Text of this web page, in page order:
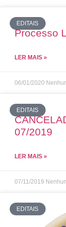
EDITAIS
Processo
LER MAIS »
06/01/2020
EDITAIS
07/2019
LER MAIS »
07/11/2019
EDITAIS